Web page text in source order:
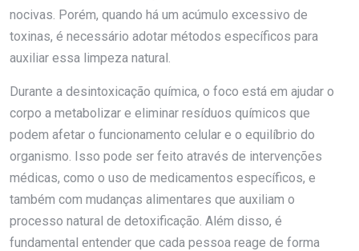
nocivas. Porém, quando há um acúmulo excessivo de
toxinas, é necessário adotar métodos específicos para
auxiliar essa limpeza natural.
Durante a desintoxicação química, o foco está em ajudar o
corpo a metabolizar e eliminar resíduos químicos que
podem afetar o funcionamento celular e o equilíbrio do
organismo. Isso pode ser feito através de intervenções
médicas, como o uso de medicamentos específicos, e
também com mudanças alimentares que auxiliam o
processo natural de detoxificação. Além disso, é
fundamental entender que cada pessoa reage de forma